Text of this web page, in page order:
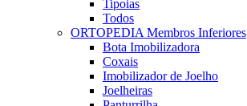
Tipoias
Todos
ORTOPEDIA Membros Inferiores
Bota Imobilizadora
Coxais
Imobilizador de Joelho
Joelheiras